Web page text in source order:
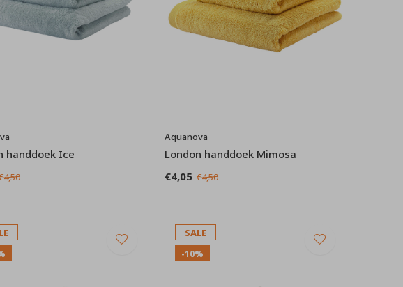
handdoek Ice
Aquanova
London handdoek Mimosa
€4,05 €4,50
SALE
-10%